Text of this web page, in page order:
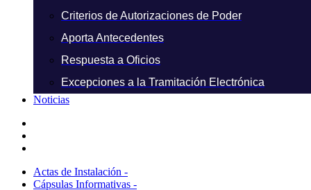
Criterios de Autorizaciones de Poder
Aporta Antecedentes
Respuesta a Oficios
Excepciones a la Tramitación Electrónica
Noticias
Actas de Instalación -
Cápsulas Informativas -